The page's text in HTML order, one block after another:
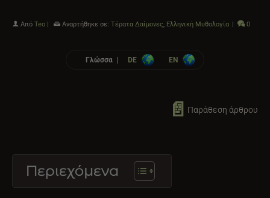
Από Teo Αναρτήθηκε σε: Τέρατα Δαίμονες, Ελληνική Μυθολογία 0
Γλώσσα | DE EN
📄 Παράθεση άρθρου
Περιεχόμενα